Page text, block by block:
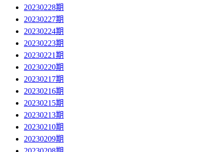
20230228期
20230227期
20230224期
20230223期
20230221期
20230220期
20230217期
20230216期
20230215期
20230213期
20230210期
20230209期